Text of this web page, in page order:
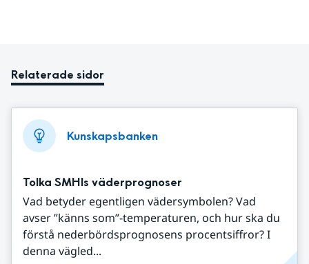
Relaterade sidor
Kunskapsbanken
Tolka SMHIs väderprognoser
Vad betyder egentligen vädersymbolen? Vad
avser ”känns som”-temperaturen, och hur ska du
förstå nederbördsprognosens procentsiffror? I
denna vägled...